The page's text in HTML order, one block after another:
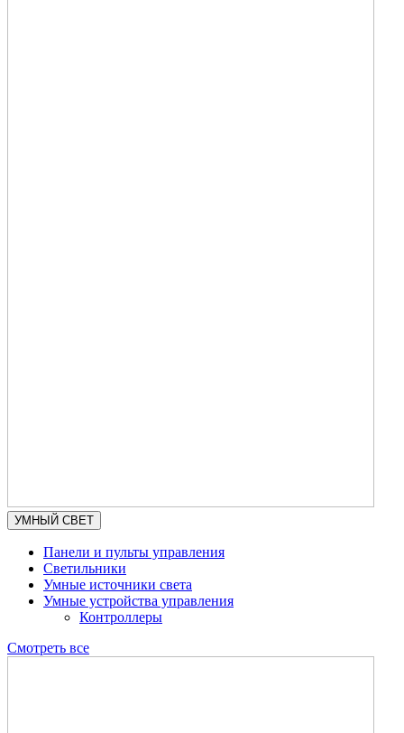
УМНЫЙ СВЕТ
Панели и пульты управления
Светильники
Умные источники света
Умные устройства управления
Контроллеры
Смотреть все